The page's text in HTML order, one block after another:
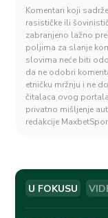
Komentari koji
rasističke ili
zabranjeno lažno
poljima za slanje
slovima neće biti
da ne odobri
etničku mržnju i ne
čitalaca ovog
privatno mišljenje
redakcije
U FOKUSU